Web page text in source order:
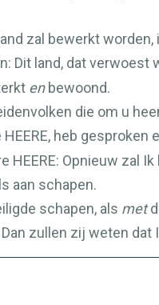
zal bewerkt
Dit land, dat verwoest
enbewoond.
die om u
HEERE, heb gesproken
HEERE: Opnieuw zal
aan schapen.
schapen, als met
zullen zij weten dat